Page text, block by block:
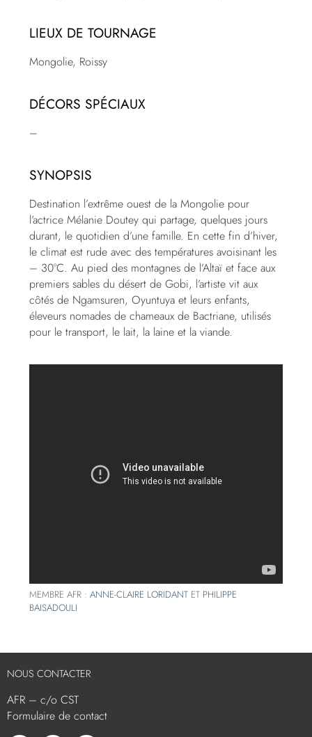
LIEUX DE TOURNAGE
Mongolie, Roissy
DÉCORS SPÉCIAUX
–
SYNOPSIS
Destination l’extrême ouest de la Mongolie pour
l’actrice Mélanie Doutey qui partage, quelques jours
durant, le quotidien d’une famille. En cette fin d’hiver,
le climat est rude avec des températures avoisinant les
– 30°C. Au pied des montagnes de l’Altaï et face aux
premiers sables du désert de Gobi, l’artiste vit aux
côtés de Ngamsuren, Oyuntuya et leurs enfants,
éleveurs nomades de chameaux de Bactriane, utilisés
pour le transport, le lait, la laine et la viande.
MEMBRE AFR :ANNE-CLAIRE LORIDANT ET PHILIPPE
BAISADOULI
NOUS CONTACTER
AFR – c/o CST
Formulaire de contact